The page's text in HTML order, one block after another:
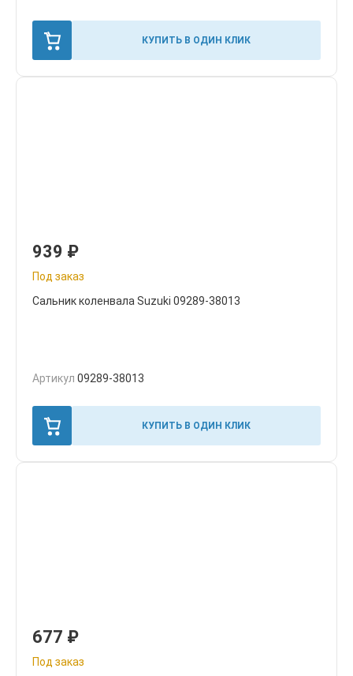
КУПИТЬ В ОДИН КЛИК
939 ₽
Под заказ
Сальник коленвала Suzuki 09289-38013
Артикул 09289-38013
КУПИТЬ В ОДИН КЛИК
677 ₽
Под заказ